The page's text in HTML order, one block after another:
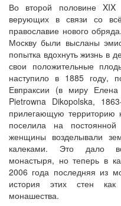
Во второй половине XIX
верующих в связи со
православие нового
Москву были высланы
попытка вдохнуть жизнь в
свои положительные
наступило в 1885 году,
Евпраксии (в миру
Pietrowna Dikopolska,
прилегающую территорию
поселила на
женщины возделывали
калеками. Это дало
монастыря, но теперь в
2006 года последняя из
история этих стен как
монашества.